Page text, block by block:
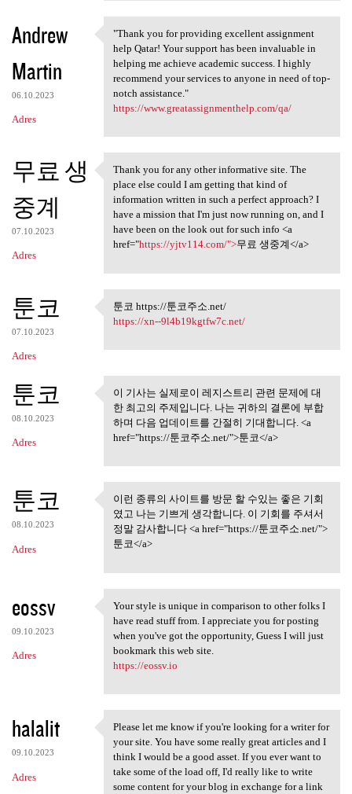
Andrew
Martin
06.10.2023
Adres
"Thank you for providing
"Thank you for providing excellent assignment
help Qatar! Your support has been invaluable in
helping me achieve academic success. I highly
recommend your services to anyone in need of top-
notch assistance."
https://www.greatassignmenthelp.com/qa/
무료 생
중계
07.10.2023
Adres
Thank you for any other
Thank you for any other informative site. The
place else could I am getting that kind of
information written in such a perfect approach? I
have a mission that I'm just now running on, and I
have been on the look out for such info <a
href="https://yjtv114.com/">무료 생중계</a>
툰코
07.10.2023
Adres
툰코 https://툰코주소.net/
툰코 https://툰코주소.net/
https://xn--9l4b19kgtfw7c.net/
툰코
08.10.2023
Adres
이 기사는 실제로이 레지스트리
관련 문제에 대한
이 기사는 실제로이 레지스트리 관련 문제에 대
한 최고의 주제입니다. 나는 귀하의 결론에 부합
하며 다음 업데이트를 간절히 기대합니다. <a
href="https://툰코주소.net/">툰코</a>
툰코
08.10.2023
Adres
이런 종류의 사이트를 방문 할 수
있는 좋은 기회 였고
이런 종류의 사이트를 방문 할 수있는 좋은 기회
였고 나는 기쁘게 생각합니다. 이 기회를 주셔서
정말 감사합니다 <a href="https://툰코주소.net/">
툰코</a>
eossv
09.10.2023
Adres
Your style is unique in
Your style is unique in comparison to other folks I
have read stuff from. I appreciate you for posting
when you've got the opportunity, Guess I will just
bookmark this web site.
https://eossv.io
halalit
09.10.2023
Adres
Please let me know if you're
Please let me know if you're looking for a writer for
your site. You have some really great articles and I
think I would be a good asset. If you ever want to
take some of the load off, I'd really like to write
some content for your blog in exchange for a link